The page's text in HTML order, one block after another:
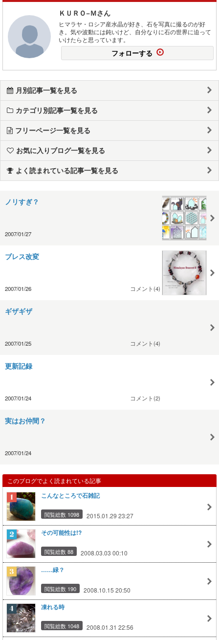
ＫＵＲＯ−Ｍさん
ヒマラヤ・ロシア産水晶が好き、石を写真に撮るのが好
き。気や波動には鈍いけど、自分なりに石の世界に迫って
いけたらと思っています。
フォローする
月別記事一覧を見る
カテゴリ別記事一覧を見る
フリーページ一覧を見る
お気に入りブログ一覧を見る
よく読まれている記事一覧を見る
ノリすぎ？
2007/01/27
ブレス改変
2007/01/26 コメント(4)
ギザギザ
2007/01/25 コメント(4)
更新記録
2007/01/24 コメント(2)
実はお仲間？
2007/01/24
このブログでよく読まれている記事
こんなところで石雑記
閲覧総数 1098 2015.01.29 23:27
その可能性は!?
閲覧総数 88 2008.03.03 00:10
……緑？
閲覧総数 190 2008.10.15 20:50
凍れる時
閲覧総数 1048 2008.01.31 22:56